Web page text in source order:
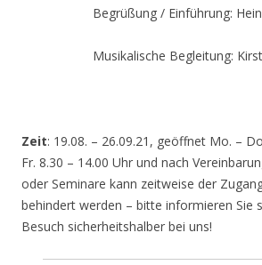
Begrüßung / Einführung:
Musikalische Begleitung:
Zeit: 19.08. – 26.09.21, geöffnet Mo. –
Fr. 8.30 – 14.00 Uhr und nach
oder Seminare kann zeitweise der
behindert werden – bitte informieren Sie
Besuch sicherheitshalber bei uns!